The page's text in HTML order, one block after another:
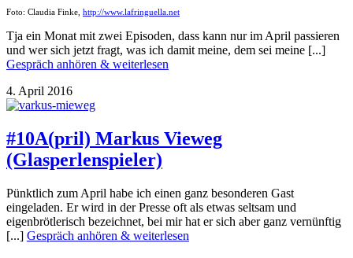
Foto: Claudia Finke, http://www.lafringuella.net
Tja ein Monat mit zwei Episoden, dass kann nur im April passieren
und wer sich jetzt fragt, was ich damit meine, dem sei meine [...]
Gespräch anhören & weiterlesen
4. April 2016
#10A(pril) Markus Vieweg
(Glasperlenspieler)
Pünktlich zum April habe ich einen ganz besonderen Gast
eingeladen. Er wird in der Presse oft als etwas seltsam und
eigenbrötlerisch bezeichnet, bei mir hat er sich aber ganz vernünftig
[...] Gespräch anhören & weiterlesen